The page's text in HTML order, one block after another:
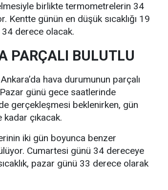
birlikte termometrelerin 34
günün en düşük sıcaklığı 19
34 derece olacak.
PARÇALI BULUTLU
hava durumunun parçalı
günü gece saatlerinde
gerçekleşmesi beklenirken, gün
kadar çıkacak.
iki gün boyunca benzer
Cumartesi günü 34 dereceye
pazar günü 33 derece olarak